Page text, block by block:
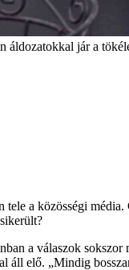
áldozatokkal jár a
tele a közösségi
a válaszok
áll elő. „Mindig